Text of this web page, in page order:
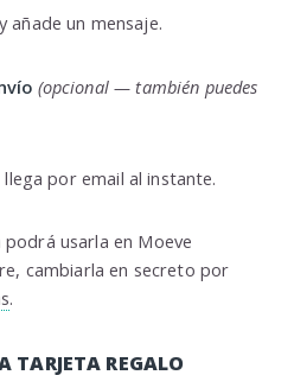
añade un mensaje.
(opcional — también puedes
por email al instante.
podrá usarla en Moeve
cambiarla en secreto por
.
TARJETA REGALO